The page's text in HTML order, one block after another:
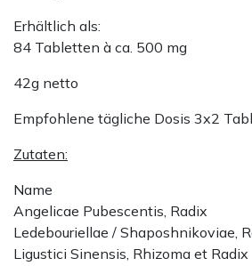
Erhältlich als:
84 Tabletten à ca. 500 mg
42g netto
Empfohlene tägliche Dosis 3x2
Zutaten:
Name
Angelicae Pubescentis, Radix
Ledebouriellae / Shaposhnikoviae,
Ligustici Sinensis, Rhizoma et Radix